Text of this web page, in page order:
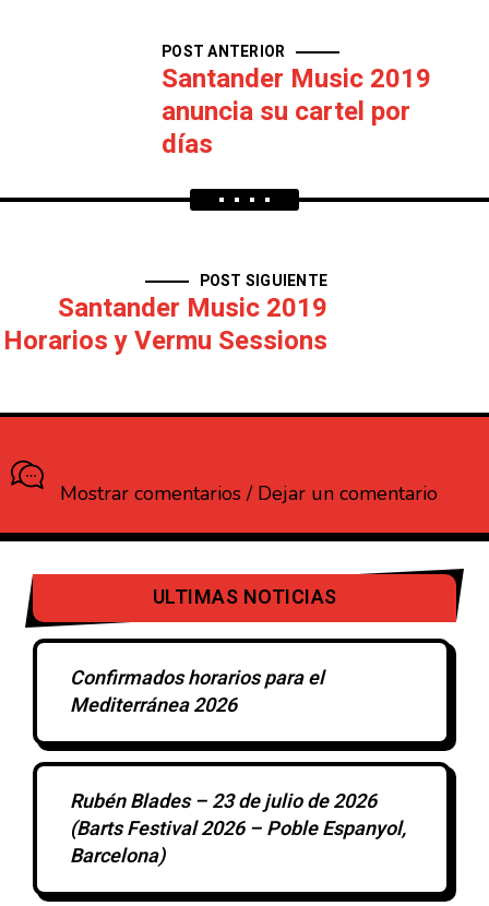
POST ANTERIOR
Santander Music 2019
anuncia su cartel por
días
POST SIGUIENTE
Santander Music 2019
Horarios y Vermu Sessions
Mostrar comentarios / Dejar un comentario
ULTIMAS NOTICIAS
Confirmados horarios para el
Mediterránea 2026
Rubén Blades – 23 de julio de 2026
(Barts Festival 2026 – Poble Espanyol,
Barcelona)